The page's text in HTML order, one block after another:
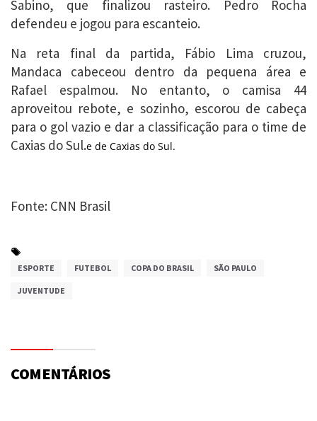
Sabino, que finalizou rasteiro. Pedro Rocha
defendeu e jogou para escanteio.
Na reta final da partida, Fábio Lima cruzou,
Mandaca cabeceou dentro da pequena área e
Rafael espalmou. No entanto, o camisa 44
aproveitou rebote, e sozinho, escorou de cabeça
para o gol vazio e dar a classificação para o time de
Caxias do Sul.e de Caxias do Sul.
Fonte: CNN Brasil
ESPORTE FUTEBOL COPA DO BRASIL SÃO PAULO
JUVENTUDE
COMENTÁRIOS